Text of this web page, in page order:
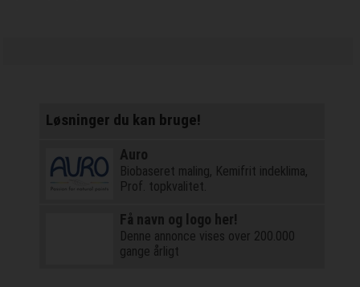
Løsninger du kan bruge!
Auro
Biobaseret maling, Kemifrit indeklima,
Prof. topkvalitet.
Få navn og logo her!
Denne annonce vises over 200.000
gange årligt